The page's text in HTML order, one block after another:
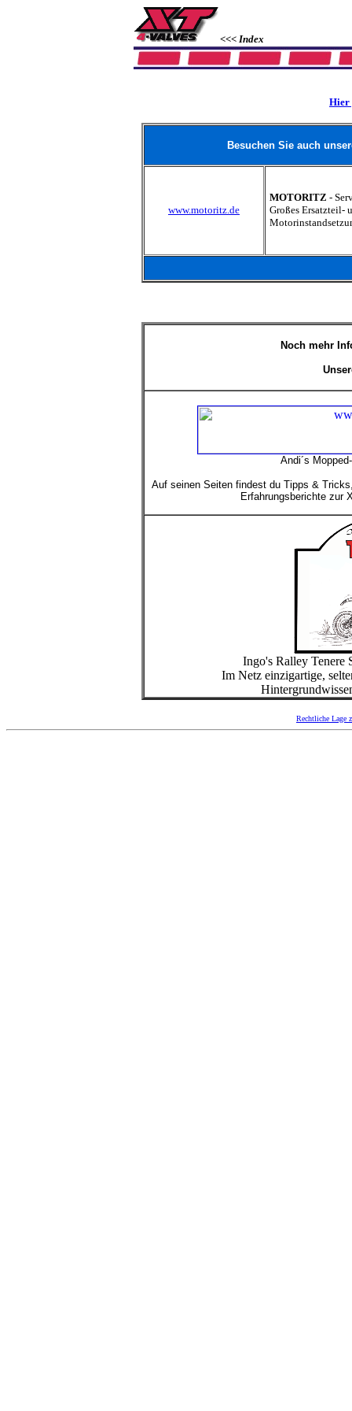
<<< Index
Hier
Besuchen Sie auch
www.motoritz.de
MOTORITZ -
Großes Ersatzteil-
Noch mehr
Andi´s
Auf seinen Seiten findest du Tipps &
Erfahrungsberichte zur
Ingo's Ralley Tenere
Im Netz einzigartige,
Rechtliche Lage